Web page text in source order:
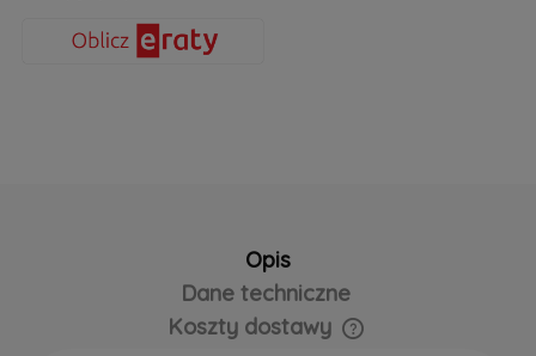
Opis
Dane techniczne
Koszty dostawy
Cena nie zawiera ewentualnych kosztów płatności